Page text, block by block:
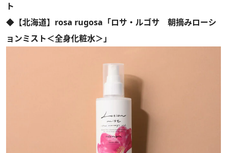
ト
◆【北海道】rosa rugosa「ロサ・ルゴサ 朝摘みローシ
ョンミスト＜全身化粧水＞」